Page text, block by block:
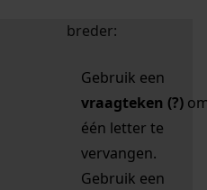
breder:
Gebruik een
vraagteken (?)
één letter te
vervangen.
Gebruik een